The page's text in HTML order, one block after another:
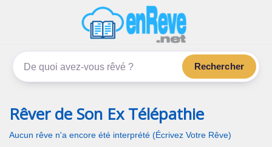
enReve.net
Les rêves, c'est plus que ça
Rechercher
Rêver de Son Ex Télépathie
Aucun rêve n'a encore été interprété (Écrivez Votre Rêve)